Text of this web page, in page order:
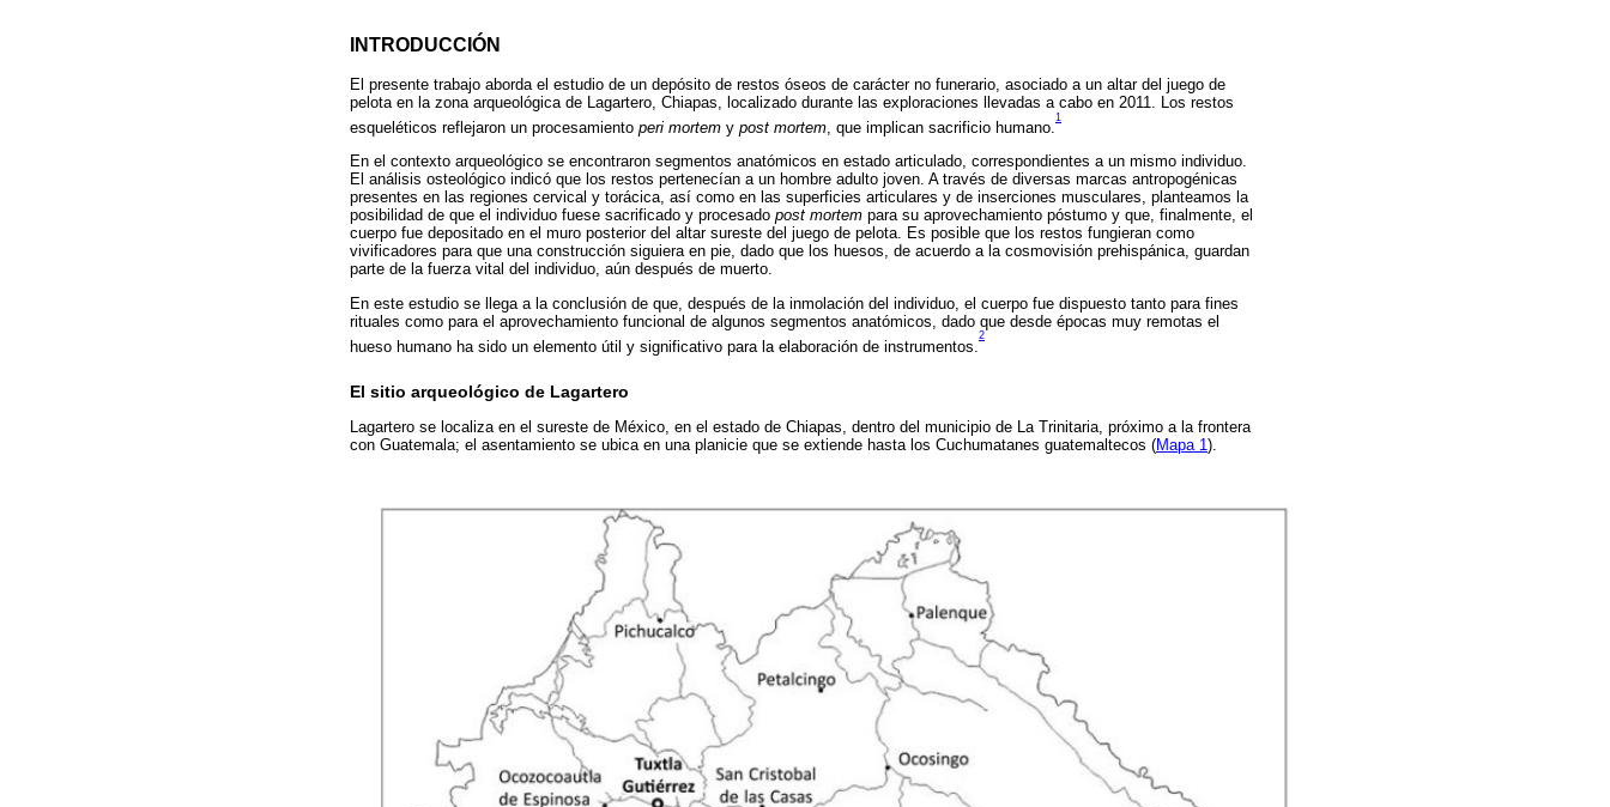
INTRODUCCIÓN
El presente trabajo aborda el estudio de un depósito de restos óseos de carácter no funerario, asociado a un altar del juego de
pelota en la zona arqueológica de Lagartero, Chiapas, localizado durante las exploraciones llevadas a cabo en 2011. Los restos
esqueléticos reflejaron un procesamiento peri mortem y post mortem, que implican sacrificio humano.
1
En el contexto arqueológico se encontraron segmentos anatómicos en estado articulado, correspondientes a un mismo individuo.
El análisis osteológico indicó que los restos pertenecían a un hombre adulto joven. A través de diversas marcas antropogénicas
presentes en las regiones cervical y torácica, así como en las superficies articulares y de inserciones musculares, planteamos la
posibilidad de que el individuo fuese sacrificado y procesado post mortem para su aprovechamiento póstumo y que, finalmente, el
cuerpo fue depositado en el muro posterior del altar sureste del juego de pelota. Es posible que los restos fungieran como
vivificadores para que una construcción siguiera en pie, dado que los huesos, de acuerdo a la cosmovisión prehispánica, guardan
parte de la fuerza vital del individuo, aún después de muerto.
En este estudio se llega a la conclusión de que, después de la inmolación del individuo, el cuerpo fue dispuesto tanto para fines
rituales como para el aprovechamiento funcional de algunos segmentos anatómicos, dado que desde épocas muy remotas el
hueso humano ha sido un elemento útil y significativo para la elaboración de instrumentos.
2
El sitio arqueológico de Lagartero
Lagartero se localiza en el sureste de México, en el estado de Chiapas, dentro del municipio de La Trinitaria, próximo a la frontera
con Guatemala; el asentamiento se ubica en una planicie que se extiende hasta los Cuchumatanes guatemaltecos (Mapa 1 ).